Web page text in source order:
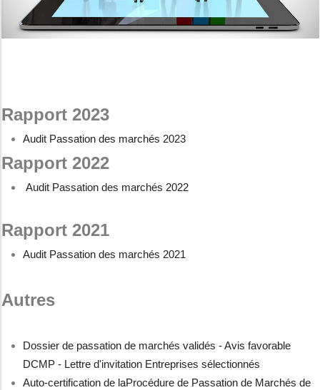
Rapport 2023
Audit Passation des marchés 2023
Rapport 2022
Audit Passation des marchés 2022
Rapport 2021
Audit Passation des marchés 2021
Autres
Dossier de passation de marchés validés - Avis favorable
DCMP - Lettre d'invitation Entreprises sélectionnés
Auto-certification de laProcédure de Passation de Marchés de